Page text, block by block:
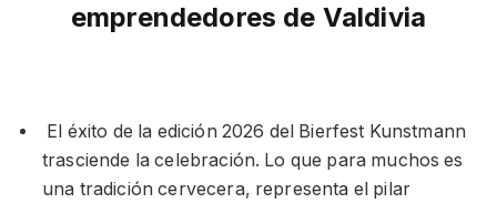
emprendedores de Valdivia
El éxito de la edición 2026 del Bierfest Kunstmann
trasciende la celebración. Lo que para muchos es
una tradición cervecera, representa el pilar